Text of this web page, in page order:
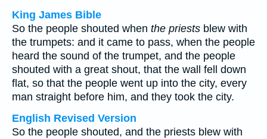
King James Bible
So the people shouted when the priests blew with
the trumpets: and it came to pass, when the people
heard the sound of the trumpet, and the people
shouted with a great shout, that the wall fell down
flat, so that the people went up into the city, every
man straight before him, and they took the city.
English Revised Version
So the people shouted, and the priests blew with